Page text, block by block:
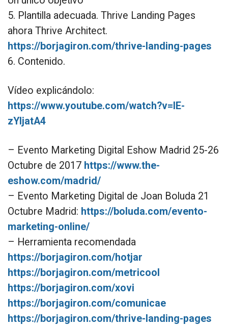
5. Plantilla adecuada. Thrive Landing Pages
ahora Thrive Architect.
https://borjagiron.com/thrive-landing-pages
6. Contenido.
Vídeo explicándolo:
https://www.youtube.com/watch?v=lE-
zYljatA4
– Evento Marketing Digital Eshow Madrid 25-26
Octubre de 2017 https://www.the-
eshow.com/madrid/
– Evento Marketing Digital de Joan Boluda 21
Octubre Madrid: https://boluda.com/evento-
marketing-online/
– Herramienta recomendada
https://borjagiron.com/hotjar
https://borjagiron.com/metricool
https://borjagiron.com/xovi
https://borjagiron.com/comunicae
https://borjagiron.com/thrive-landing-pages